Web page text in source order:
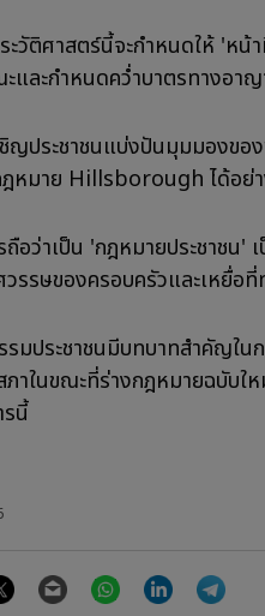
ะวัติศาสตร์นี้จะกำหนดให้ 'ห
และกำหนดคว่ำบาตรทางอา
ญประชาชนแบ่งปันมุมมองขอ
หมาย Hillsborough ได้อย่า
ถือว่าเป็น 'กฎหมายประชาชน
วรรษของครอบครัวและเหยื่อ
มประชาชนมีบทบาทสำคัญในก
ภาในขณะที่ร่างกฎหมายฉบับใ
นี้
Twitter Email WhatsAppLinkedIn